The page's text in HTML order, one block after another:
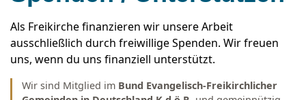
Als Freikirche finanzieren wir unsere Arbeit
ausschließlich durch freiwillige Spenden. Wir freuen
uns, wenn du uns finanziell unterstützt.
Wir sind Mitglied im Bund Evangelisch-Freikirchlicher